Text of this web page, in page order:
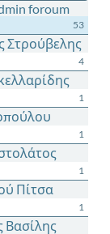
foroum
53
Στρούβελης
4
1
1
1
Πίτσα
1
Βασίλης